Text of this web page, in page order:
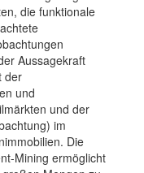
die funktionale
Aussagekraft
der
und
und der
im
Die
Mining ermöglicht